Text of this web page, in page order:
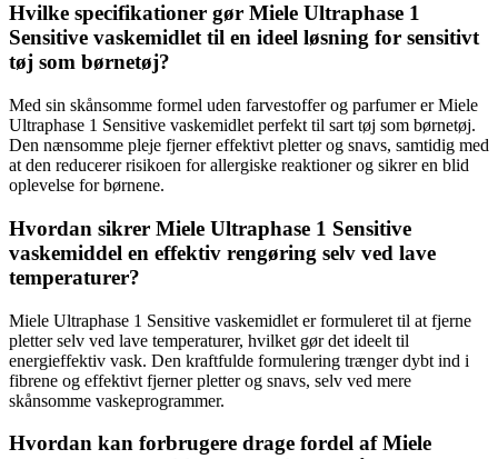
Hvilke specifikationer gør Miele Ultraphase 1
Sensitive vaskemidlet til en ideel løsning for sensitivt
tøj som børnetøj?
Med sin skånsomme formel uden farvestoffer og parfumer er Miele
Ultraphase 1 Sensitive vaskemidlet perfekt til sart tøj som børnetøj.
Den nænsomme pleje fjerner effektivt pletter og snavs, samtidig med
at den reducerer risikoen for allergiske reaktioner og sikrer en blid
oplevelse for børnene.
Hvordan sikrer Miele Ultraphase 1 Sensitive
vaskemiddel en effektiv rengøring selv ved lave
temperaturer?
Miele Ultraphase 1 Sensitive vaskemidlet er formuleret til at fjerne
pletter selv ved lave temperaturer, hvilket gør det ideelt til
energieffektiv vask. Den kraftfulde formulering trænger dybt ind i
fibrene og effektivt fjerner pletter og snavs, selv ved mere
skånsomme vaskeprogrammer.
Hvordan kan forbrugere drage fordel af Miele